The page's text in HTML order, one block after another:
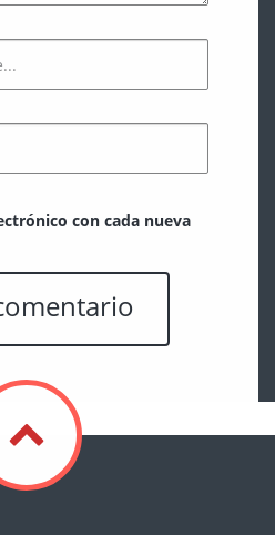
con cada nueva